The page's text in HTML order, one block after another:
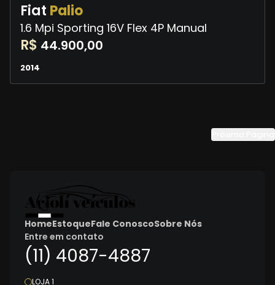
Fiat Palio
1.6 Mpi Sporting 16V Flex 4P Manual
R$ 44.900,00
2014
HomeEstoqueFale ConoscoSobre Nós
Entre em contato
(11) 4087-4887
LOJA 1